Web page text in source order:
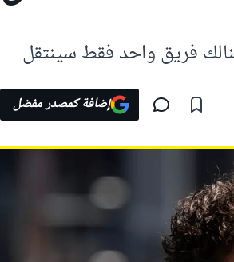
فريق واحد فقط سينتقل
إضافة كمصدر مفضل